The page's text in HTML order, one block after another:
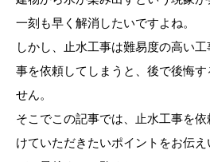
一刻も早く解消したいですよね。
しかし、止水工事は難易度の高い
事を依頼してしまうと、後で後悔
せん。
そこでこの記事では、止水工事を
けていただきたいポイントをお伝え